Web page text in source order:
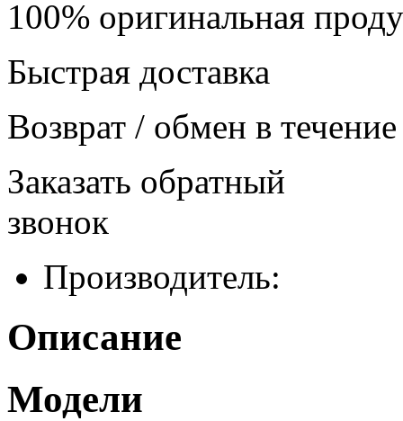
100% оригинальная
Быстрая доставка
Возврат / обмен в
Заказать обратный
звонок
Производитель:
Описание
Модели